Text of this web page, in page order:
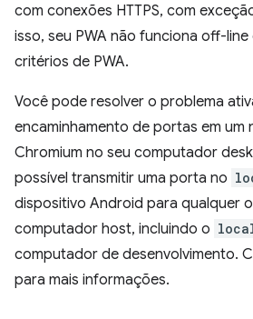
com conexões HTTPS, com
isso, seu PWA não funciona off-
critérios de PWA.
Você pode resolver o problema
encaminhamento de portas em um
Chromium no seu computador
possível transmitir uma porta no
dispositivo Android para qualquer
computador host, incluindo o
computador de desenvolvimento.
para mais informações.